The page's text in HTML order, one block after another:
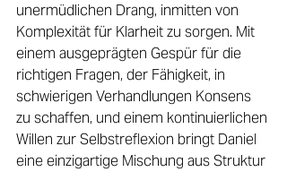
unermüdlichen Drang, inmitten von
Komplexität für Klarheit zu sorgen. Mit
einem ausgeprägten Gespür für die
richtigen Fragen, der Fähigkeit, in
schwierigen Verhandlungen Konsens
zu schaffen, und einem kontinuierlichen
Willen zur Selbstreflexion bringt Daniel
eine einzigartige Mischung aus Struktur